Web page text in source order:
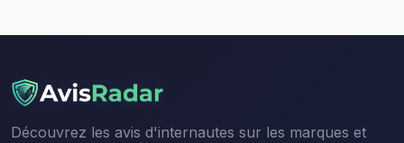
Découvrez les avis d'internautes sur les marques et